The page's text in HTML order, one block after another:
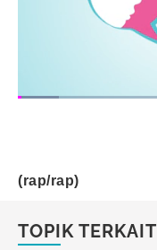
(rap/rap)
TOPIK TERKAIT